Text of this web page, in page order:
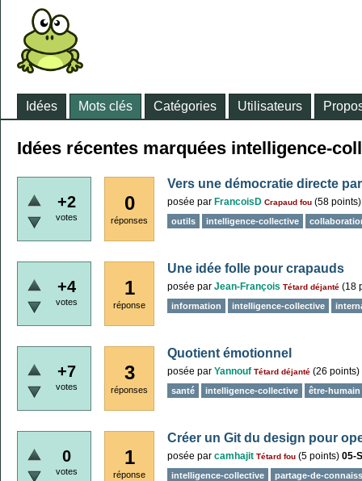
Idées Mots clés Catégories Utilisateurs
Idées récentes marquées intelligence-
+2
votes
0
réponses
Vers une démocratie directe
posée par FrancoisD Crapaud fou (58 points)
outils intelligence-collective
+4
votes
1
réponse
Une idée folle pour crapauds
posée par Jean-François Tétard déjanté (18
information intelligence-collective
+7
votes
3
réponses
Quotient émotionnel
posée par Yannouf Tétard déjanté (26 points)
santé intelligence-collective être-humain
0
votes
1
réponse
Créer un Git du design pour
posée par camhajit Tétard fou (5 points) 05-
intelligence-collective partage-de-